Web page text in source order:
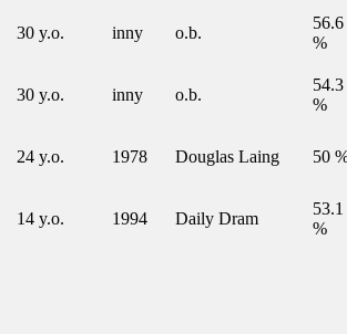
30 y.o. inny o.b.
56.6
%
30 y.o. inny o.b.
54.3
%
24 y.o. 1978 Douglas Laing 50
14 y.o. 1994 Daily Dram
53.1
%